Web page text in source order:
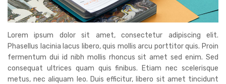
Lorem ipsum dolor sit amet, consectetur adipiscing elit.
Phasellus lacinia lacus libero, quis mollis arcu porttitor quis. Proin
fermentum dui id nibh mollis rhoncus sit amet sed enim. Sed
consequat ultrices quam quis finibus. Etiam nec scelerisque
metus, nec aliquam leo. Duis efficitur, libero sit amet tincidunt